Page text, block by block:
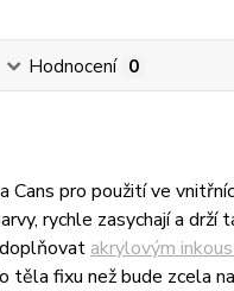
Hodnocení 0
Cans pro použití ve
rychle zasychají a
akrylovým
fixu než bude zcela